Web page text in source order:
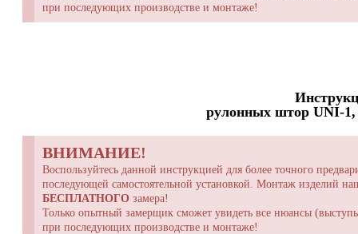
при последующих производстве и монтаже!
рулонных штор UNI-
ВНИМАНИЕ!
Воспользуйтесь данной инструкцией для более точного
последующей самостоятельной установкой. Монтаж изделий
БЕСПЛАТНОГО замера!
Только опытный замерщик сможет увидеть все нюансы
при последующих производстве и монтаже!